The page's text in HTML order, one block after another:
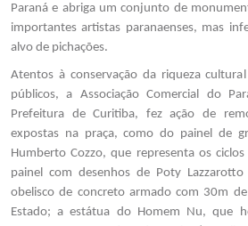
Paraná e abriga um conjunto de
importantes artistas paranaenses, mas
alvo de pichações.
Atentos à conservação da riqueza
públicos, a Associação Comercial do
Prefeitura de Curitiba, fez ação de
expostas na praça, como do painel de
Humberto Cozzo, que representa os
painel com desenhos de Poty
obelisco de concreto armado com 30m
Estado; a estátua do Homem Nu, que